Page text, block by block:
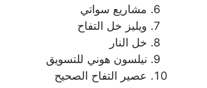
مشاريع سواتي
ويليز خل التفاح
خل النار
نيلسون هوني للتسويق
عصير التفاح الصحيح